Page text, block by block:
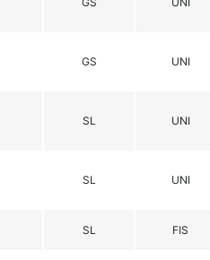
GS UNI
SL UNI
SL UNI
SL FIS